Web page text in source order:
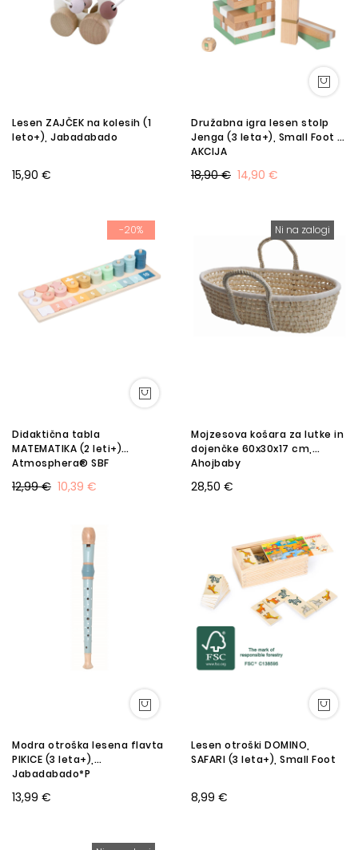
Lesen ZAJČEK na kolesih (1
leto+), Jabadabado
15,90 €
Družabna igra lesen stolp
Jenga (3 leta+), Small Foot -
AKCIJA
14,90 €
18,90 €
-20%
Didaktična tabla
MATEMATIKA (2 leti+)
Atmosphera® SBF
10,39 €
12,99 €
Ni na zalogi
Mojzesova košara za lutke in
dojenčke 60x30x17 cm,
Ahojbaby
28,50 €
Modra otroška lesena flavta
PIKICE (3 leta+),
Jabadabado*P
13,99 €
Lesen otroški DOMINO,
SAFARI (3 leta+), Small Foot
8,99 €